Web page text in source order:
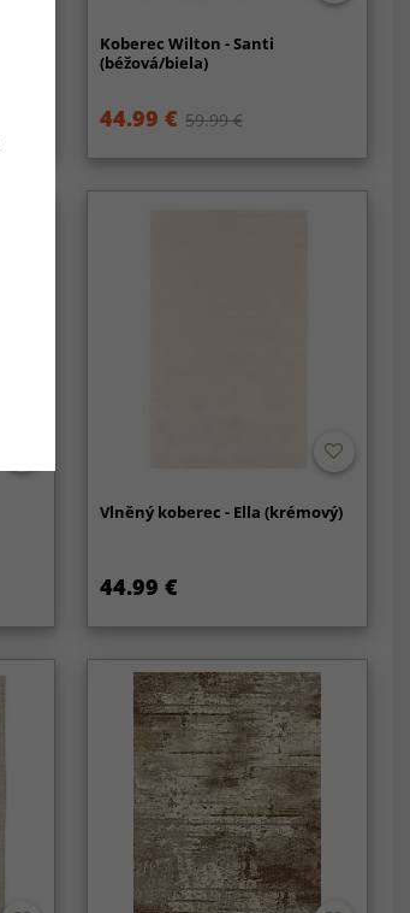
Koberec Wilton - Santi
(béžová/biela)
44.99 € 59.99 €
Vlněný koberec - Ella (krémový)
44.99 €